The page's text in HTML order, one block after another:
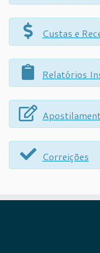
Custas e
Relatórios
Correições